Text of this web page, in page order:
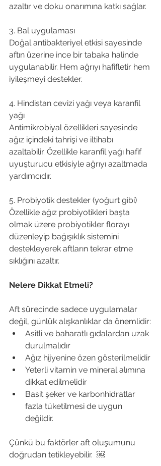
azaltır ve doku onarımına katkı sağlar.
3. Bal uygulaması
Doğal antibakteriyel etkisi sayesinde
aftın üzerine ince bir tabaka halinde
uygulanabilir. Hem ağrıyı hafifletir hem
iyileşmeyi destekler.
4. Hindistan cevizi yağı veya karanfil
yağı
Antimikrobiyal özellikleri sayesinde
ağız içindeki tahrişi ve iltihabı
azaltabilir. Özellikle karanfil yağı hafif
uyuşturucu etkisiyle ağrıyı azaltmada
yardımcıdır.
5. Probiyotik destekler (yoğurt gibi)
Özellikle ağız probiyotikleri başta
olmak üzere probiyotikler florayı
düzenleyip bağışıklık sistemini
destekleyerek aftların tekrar etme
sıklığını azaltır.
Nelere Dikkat Etmeli?
Aft sürecinde sadece uygulamalar
değil, günlük alışkanlıklar da önemlidir:
Asitli ve baharatlı gıdalardan uzak
durulmalıdır
Ağız hijyenine özen gösterilmelidir
Yeterli vitamin ve mineral alımına
dikkat edilmelidir
Basit şeker ve karbonhidratlar
fazla tüketilmesi de uygun
değildir.
Çünkü bu faktörler aft oluşumunu
doğrudan tetikleyebilir.  ￼